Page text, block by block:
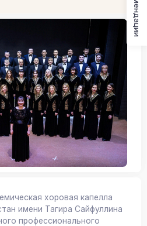
хоровая капелла
имени Тагира Сайфуллина
профессионального